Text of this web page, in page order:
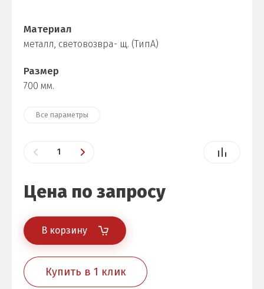
Материал
металл, световозвра- щ. (ТипА)
Размер
700 мм.
Все параметры
Цена по запросу
В корзину
Купить в 1 клик